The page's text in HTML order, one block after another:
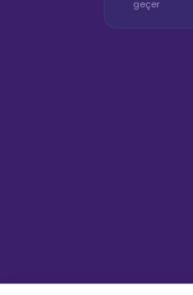
geçer